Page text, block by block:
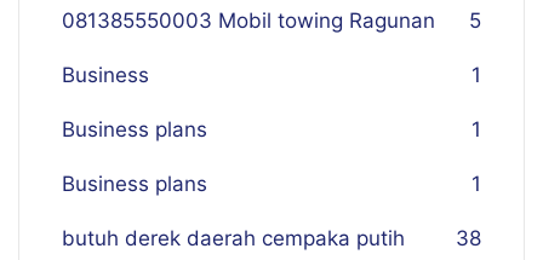
081385550003 Mobil towing Ragunan 5
Business 1
Business plans 1
Business plans 1
butuh derek daerah cempaka putih 38